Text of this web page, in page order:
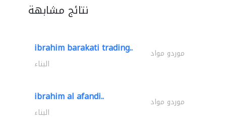
نتائج مشابهة
ibrahim barakati trading.. موردو مواد
البناء
ibrahim al afandi.. موردو مواد
البناء